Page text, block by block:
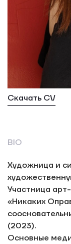
Скачать CV
BIO
Художница и
Участница
«Никаких
(2023).
Основные